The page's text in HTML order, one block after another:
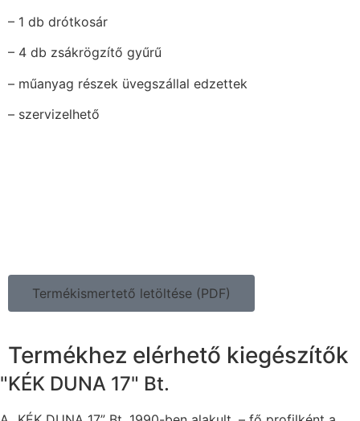
– 1 db drótkosár
– 4 db zsákrögzítő gyűrű
– műanyag részek üvegszállal edzettek
– szervizelhető
Termékismertető letöltése (PDF)
Termékhez elérhető kiegészítők
"KÉK DUNA 17" Bt.